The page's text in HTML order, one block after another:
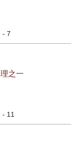
- 7
之一
- 11